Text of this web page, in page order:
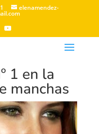
elenamendez-
1 en la
manchas